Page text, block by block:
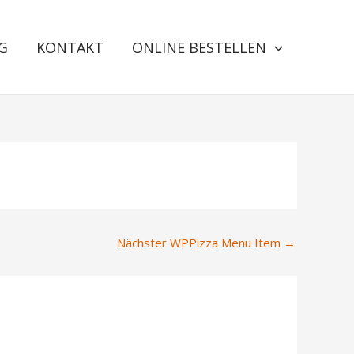
KONTAKT ONLINE BESTELLEN
Nächster WPPizza Menu Item →